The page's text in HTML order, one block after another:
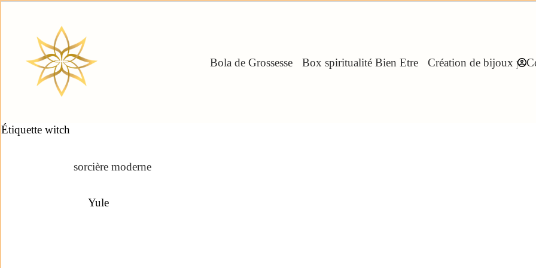
Bola de Grossesse Box spiritualité Bien Etre Création de bijoux
Étiquette witch
sorcière moderne
Yule